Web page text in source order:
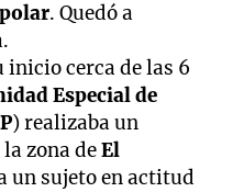
. Quedó a
cerca de las 6
Especial de
) realizaba un
zona deEl
un sujeto en actitud